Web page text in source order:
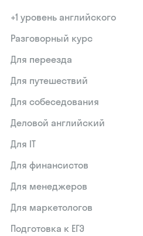
+1 уровень английского
Разговорный курс
Для переезда
Для путешествий
Для собеседования
Деловой английский
Для IT
Для финансистов
Для менеджеров
Для маркетологов
Подготовка к ЕГЭ